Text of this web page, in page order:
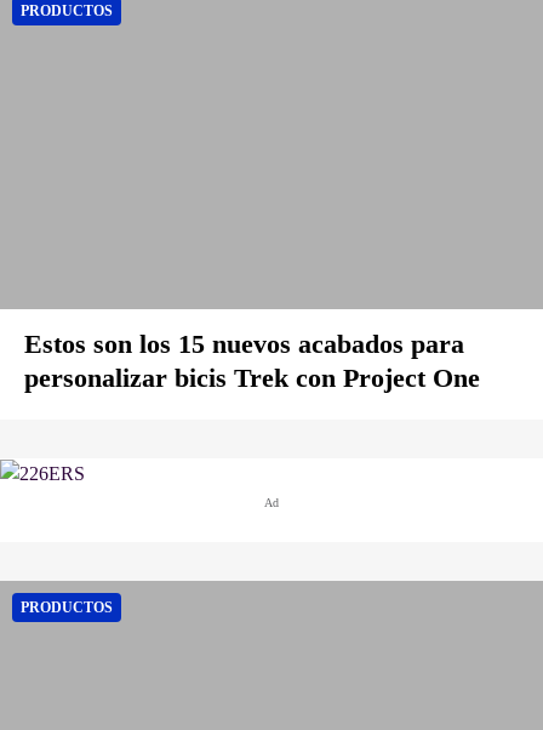
PRODUCTOS
Estos son los 15 nuevos acabados para
personalizar bicis Trek con Project One
Ad
PRODUCTOS